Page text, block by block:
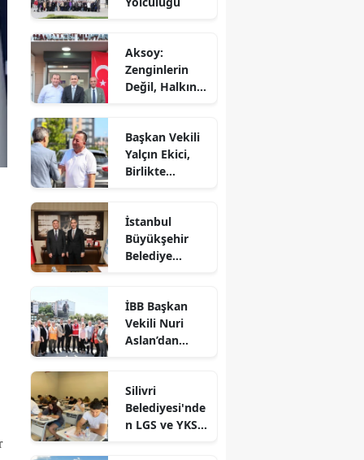
Aksoy:
Zenginlerin
Değil, Halkın
Başkan Vekili
Yalçın Ekici,
Birlikte
İncelemelerde
Bulundu
İstanbul
Büyükşehir
Belediye
Silivri
Belediyesine
Ziyaret
İBB Başkan
Vekili Nuri
Aslan’dan
Çalışmalara
Yakın Takip
Silivri
Belediyesi'nde
n LGS ve YKS